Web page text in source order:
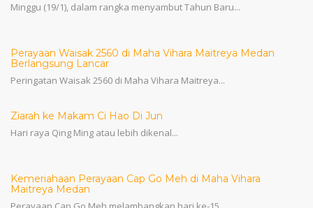
Minggu (19/1), dalam rangka menyambut Tahun Baru...
Perayaan Waisak 2560 di Maha Vihara Maitreya Medan
Berlangsung Lancar
Peringatan Waisak 2560 di Maha Vihara Maitreya...
Ziarah ke Makam Ci Hao Di Jun
Hari raya Qing Ming atau lebih dikenal...
Kemeriahaan Perayaan Cap Go Meh di Maha Vihara
Maitreya Medan